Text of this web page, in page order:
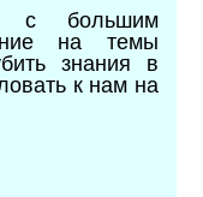
с большим
на темы
знания в
к нам на